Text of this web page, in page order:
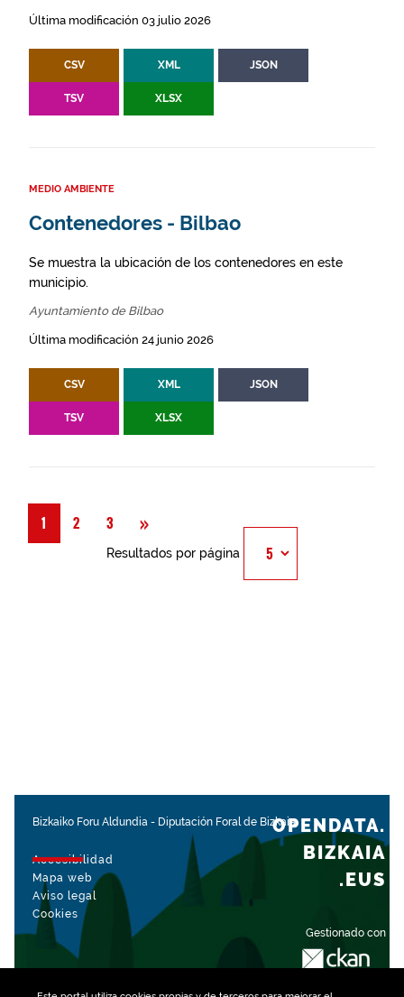
Última modificación 03 julio 2026
CSV XML JSON
TSV XLSX
MEDIO AMBIENTE
Contenedores - Bilbao
Se muestra la ubicación de los contenedores en este
municipio.
Ayuntamiento de Bilbao
Última modificación 24 junio 2026
CSV XML JSON
TSV XLSX
1 2 3 »
Resultados por página
Bizkaiko Foru Aldundia - Diputación Foral de Bizkaia
Accesibilidad
Mapa web
Aviso legal
Cookies
Gestionado con
OPENDATA.
BIZKAIA
.EUS